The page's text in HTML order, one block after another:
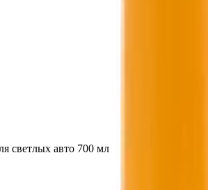
светлых авто 700 мл